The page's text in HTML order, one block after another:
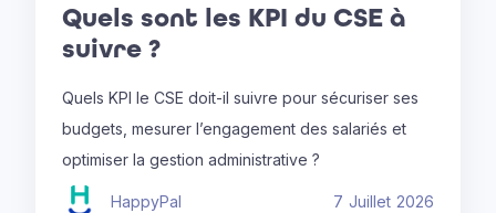
Quels sont les KPI du CSE à
suivre ?
Quels KPI le CSE doit-il suivre pour sécuriser ses
budgets, mesurer l’engagement des salariés et
optimiser la gestion administrative ?
HappyPal 7 Juillet 2026